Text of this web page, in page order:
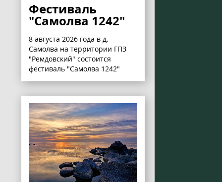
Фестиваль
"Самолва 1242"
8 августа 2026 года в д.
Самолва на территории ГПЗ
"Ремдовский" состоится
фестиваль "Самолва 1242"